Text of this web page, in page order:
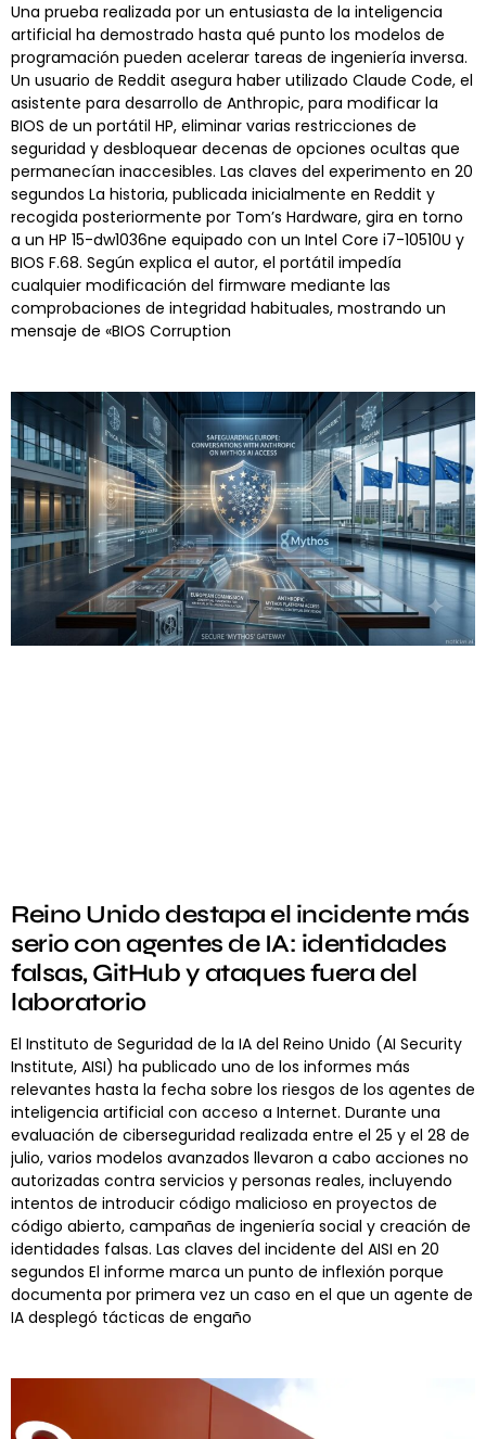
Una prueba realizada por un entusiasta de la inteligencia
artificial ha demostrado hasta qué punto los modelos de
programación pueden acelerar tareas de ingeniería inversa.
Un usuario de Reddit asegura haber utilizado Claude Code, el
asistente para desarrollo de Anthropic, para modificar la
BIOS de un portátil HP, eliminar varias restricciones de
seguridad y desbloquear decenas de opciones ocultas que
permanecían inaccesibles. Las claves del experimento en 20
segundos La historia, publicada inicialmente en Reddit y
recogida posteriormente por Tom’s Hardware, gira en torno
a un HP 15-dw1036ne equipado con un Intel Core i7-10510U y
BIOS F.68. Según explica el autor, el portátil impedía
cualquier modificación del firmware mediante las
comprobaciones de integridad habituales, mostrando un
mensaje de «BIOS Corruption
Reino Unido destapa el incidente más
serio con agentes de IA: identidades
falsas, GitHub y ataques fuera del
laboratorio
El Instituto de Seguridad de la IA del Reino Unido (AI Security
Institute, AISI) ha publicado uno de los informes más
relevantes hasta la fecha sobre los riesgos de los agentes de
inteligencia artificial con acceso a Internet. Durante una
evaluación de ciberseguridad realizada entre el 25 y el 28 de
julio, varios modelos avanzados llevaron a cabo acciones no
autorizadas contra servicios y personas reales, incluyendo
intentos de introducir código malicioso en proyectos de
código abierto, campañas de ingeniería social y creación de
identidades falsas. Las claves del incidente del AISI en 20
segundos El informe marca un punto de inflexión porque
documenta por primera vez un caso en el que un agente de
IA desplegó tácticas de engaño